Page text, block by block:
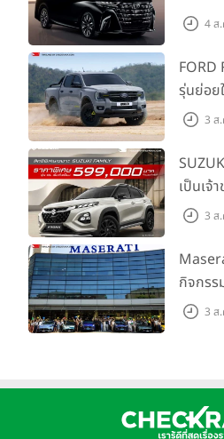
พร้อมรุ่
4 ส
FORD
รุ่นย่อย
เต็มไล
พร้อมลุ
ต้นที่
3 ส
เป็นเจ้
ขึ้นสำห
200 คั
3 ส
กิจกร
3 ส